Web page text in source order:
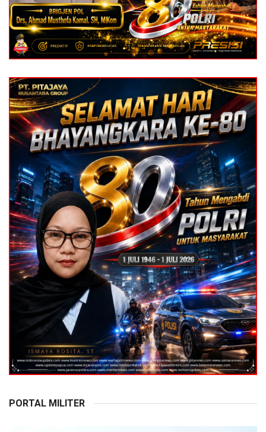
PORTAL MILITER